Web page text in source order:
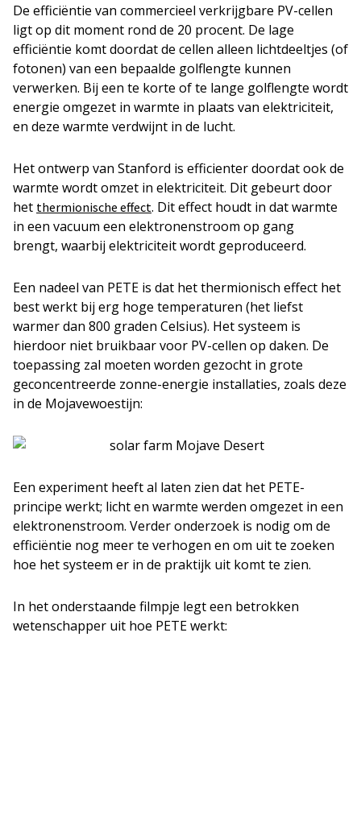
De efficiëntie van commercieel verkrijgbare PV-cellen
ligt op dit moment rond de 20 procent. De lage
efficiëntie komt doordat de cellen alleen lichtdeeltjes (of
fotonen) van een bepaalde golflengte kunnen
verwerken. Bij een te korte of te lange golflengte wordt
energie omgezet in warmte in plaats van elektriciteit,
en deze warmte verdwijnt in de lucht.
Het ontwerp van Stanford is efficienter doordat ook de
warmte wordt omzet in elektriciteit. Dit gebeurt door
het thermionische effect. Dit effect houdt in dat warmte
in een vacuum een elektronenstroom op gang
brengt, waarbij elektriciteit wordt geproduceerd.
Een nadeel van PETE is dat het thermionisch effect het
best werkt bij erg hoge temperaturen (het liefst
warmer dan 800 graden Celsius). Het systeem is
hierdoor niet bruikbaar voor PV-cellen op daken. De
toepassing zal moeten worden gezocht in grote
geconcentreerde zonne-energie installaties, zoals deze
in de Mojavewoestijn:
Een experiment heeft al laten zien dat het PETE-
principe werkt; licht en warmte werden omgezet in een
elektronenstroom. Verder onderzoek is nodig om de
efficiëntie nog meer te verhogen en om uit te zoeken
hoe het systeem er in de praktijk uit komt te zien.
In het onderstaande filmpje legt een betrokken
wetenschapper uit hoe PETE werkt: